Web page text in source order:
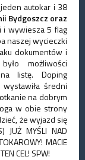
autokar i 38
Bydgoszcz oraz
i wywiesza 5 flag
naszej wycieczki
dokumentów i
możliwości
listę. Doping
średni
na dobrym
w obie strony
że wyjazd się
JUŻ MYŚLI NAD
MACIE
CEL! SPW!